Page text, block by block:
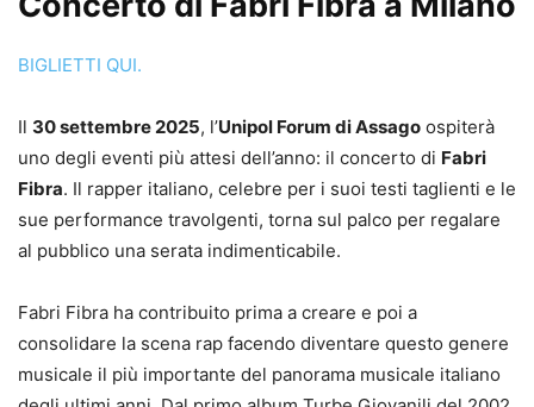
BIGLIETTI QUI.
Il 30 settembre 2025, l’Unipol Forum di Assago ospiterà
uno degli eventi più attesi dell’anno: il concerto di Fabri
Fibra. Il rapper italiano, celebre per i suoi testi taglienti e le
sue performance travolgenti, torna sul palco per regalare
al pubblico una serata indimenticabile.
Fabri Fibra ha contribuito prima a creare e poi a
consolidare la scena rap facendo diventare questo genere
musicale il più importante del panorama musicale italiano